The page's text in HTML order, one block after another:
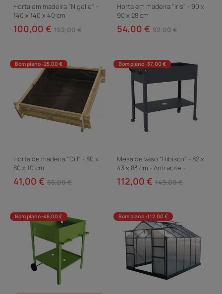
Horta em madeira "Nigelle" -
140 x 140 x 40 cm
100,00 € 152,00 €
Horta em madeira "Iris" - 90 x
90 x 28 cm
54,00 € 92,00 €
Bom plano -25,00 €
Horta de madeira "Dill" - 80 x
80 x 10 cm
41,00 € 66,00 €
Bom plano -37,00 €
Mesa de vaso "Hibisco" - 82 x
43 x 83 cm - Antracite -
112,00 € 149,00 €
Bom plano -48,00 € Bom plano -112,00 €